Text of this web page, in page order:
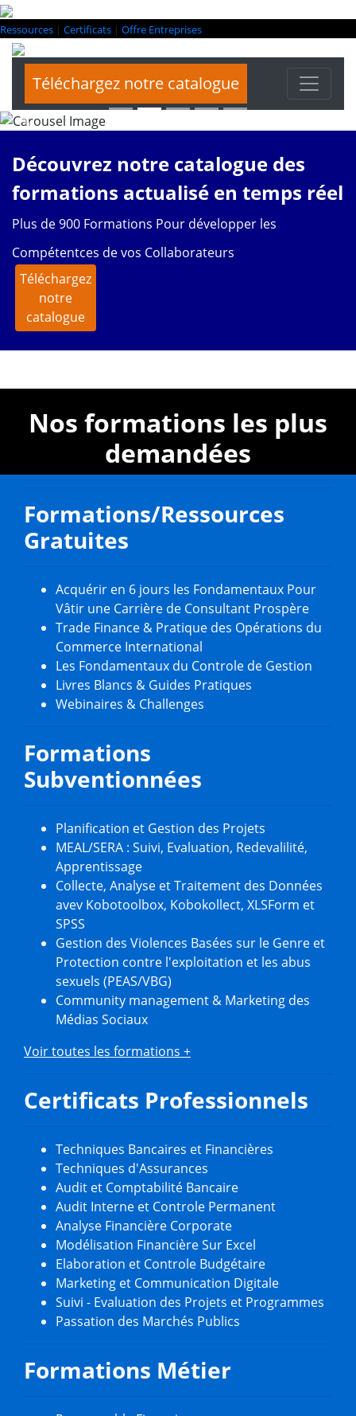
Ressources | Certificats | Offre Entreprises
Téléchargez notre catalogue
croissance, de votre compétivité et de
>> Contacter un expert<<
Previous Next
Découvrez notre catalogue des
formations actualisé en temps réel
Plus de 900 Formations Pour développer les
Compétentces de vos Collaborateurs
Téléchargez
notre
catalogue
Nos formations les plus
demandées
Formations/Ressources
Gratuites
Acquérir en 6 jours les Fondamentaux Pour
Vâtir une Carrière de Consultant Prospère
Trade Finance & Pratique des Opérations du
Commerce International
Les Fondamentaux du Controle de Gestion
Livres Blancs & Guides Pratiques
Webinaires & Challenges
Formations
Subventionnées
Planification et Gestion des Projets
MEAL/SERA : Suivi, Evaluation, Redevalilité,
Apprentissage
Collecte, Analyse et Traitement des Données
avev Kobotoolbox, Kobokollect, XLSForm et
SPSS
Gestion des Violences Basées sur le Genre et
Protection contre l'exploitation et les abus
sexuels (PEAS/VBG)
Community management & Marketing des
Médias Sociaux
Voir toutes les formations +
Certificats Professionnels
Techniques Bancaires et Financières
Techniques d'Assurances
Audit et Comptabilité Bancaire
Audit Interne et Controle Permanent
Analyse Financière Corporate
Modélisation Financière Sur Excel
Elaboration et Controle Budgétaire
Marketing et Communication Digitale
Suivi - Evaluation des Projets et Programmes
Passation des Marchés Publics
Formations Métier